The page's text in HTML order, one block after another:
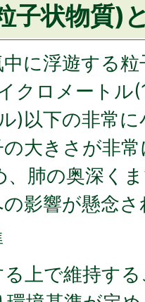
子状物質)
に浮遊する
クロメートル
)以下の非常
大きさが非
、肺の奥深く
の影響が懸念
る上で維持す